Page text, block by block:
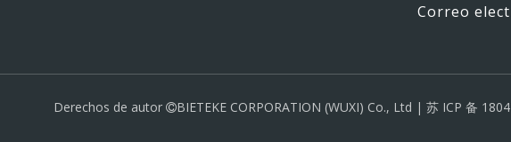
Correo
Derechos de autor BIETEKE CORPORATION (WUXI) Co., Ltd | 苏 ICP 备